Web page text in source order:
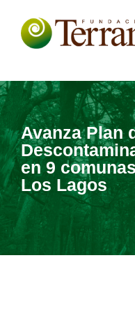
Avanza Plan
en 9
Los Lagos